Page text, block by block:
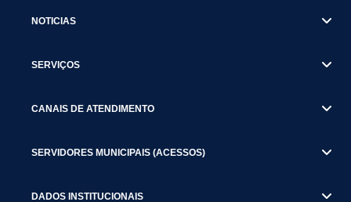
NOTICIAS
SERVIÇOS
CANAIS DE ATENDIMENTO
SERVIDORES MUNICIPAIS (ACESSOS)
DADOS INSTITUCIONAIS